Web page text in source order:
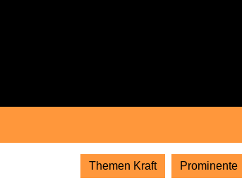
Themen Kraft Prominente